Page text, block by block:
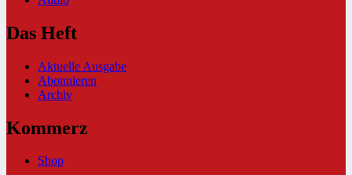
Das Heft
Aktuelle Ausgabe
Abonnieren
Archiv
Kommerz
Shop